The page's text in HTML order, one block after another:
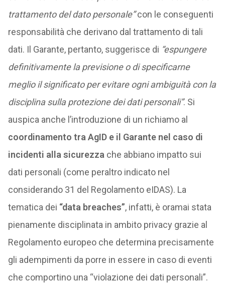
trattamento del dato personale”con le conseguenti
responsabilità che derivano dal trattamento di tali
dati. Il Garante, pertanto, suggerisce di “espungere
definitivamente la previsione o di specificarne
meglio il significato per evitare ogni ambiguità con la
disciplina sulla protezione dei dati personali”. Si
auspica anche l’introduzione di un richiamo al
coordinamento tra AgID e il Garante nel caso di
incidenti alla sicurezza che abbiano impatto sui
dati personali (come peraltro indicato nel
considerando 31 del Regolamento eIDAS). La
tematica dei “data breaches”, infatti, è oramai stata
pienamente disciplinata in ambito privacy grazie al
Regolamento europeo che determina precisamente
gli adempimenti da porre in essere in caso di eventi
che comportino una “violazione dei dati personali”.